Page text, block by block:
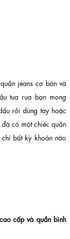
jeans cơ bản và
tua rua bạn mong
rồi dùng tay hoặc
có một chiếc quần
bất kỳ khoản nào
cấp và quần bình